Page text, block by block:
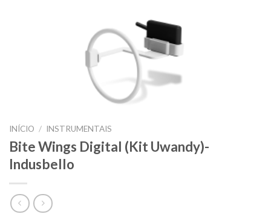
INÍCIO / INSTRUMENTAIS
Bite Wings Digital (Kit Uwandy)-
Indusbello